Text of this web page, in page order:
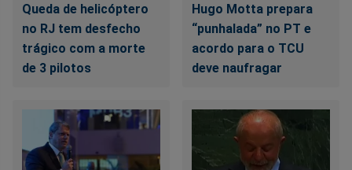
Queda de helicóptero
no RJ tem desfecho
trágico com a morte
de 3 pilotos
Hugo Motta prepara
“punhalada” no PT e
acordo para o TCU
deve naufragar